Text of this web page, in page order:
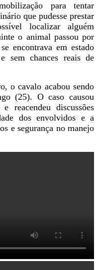
para tentar
que pudesse prestar
localizar alguém
o animal passou por
encontrava em estado
sem chances reais de
o cavalo acabou sendo
(25). O caso causou
reacendeu discussões
dos envolvidos e a
e segurança no manejo